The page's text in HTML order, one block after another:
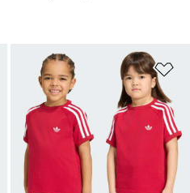
Dodaj do listy życzeń